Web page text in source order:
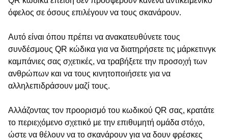
όφελος σε όσους επιλέγουν να τους σκανάρουν.
Αυτό είναι όπου πρέπει να ανακατευθύνετε τους
συνδέσμους QR κώδικα για να διατηρήσετε τις μάρκετινγκ
καμπάνιες σας σχετικές, να τραβήξετε την προσοχή των
ανθρώπων και να τους κινητοποιήσετε για να
αλληλεπιδράσουν μαζί τους.
Αλλάζοντας τον προορισμό του κωδικού QR σας, κρατάτε
το περιεχόμενο σχετικό με την επιθυμητή ομάδα στόχο,
ώστε να θέλουν να το σκανάρουν για να δουν φρέσκες